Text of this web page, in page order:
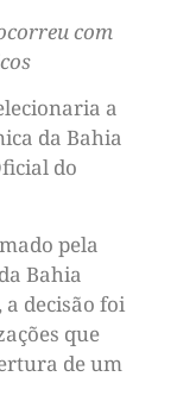
com
a
da Bahia
do
pela
Bahia
decisão foi
que
de um